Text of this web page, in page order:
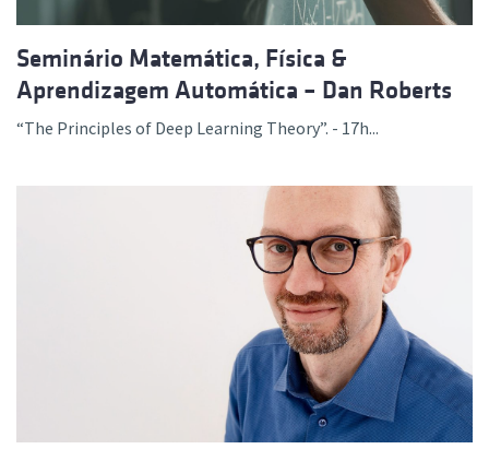
Seminário Matemática, Física &
Aprendizagem Automática – Dan Roberts
“The Principles of Deep Learning Theory”. - 17h...